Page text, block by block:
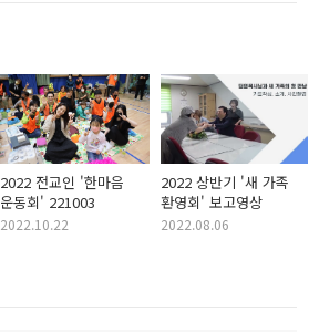
2022 전교인 '한마음
운동회' 221003
2022.10.22
2022 상반기 '새 가족
환영회' 보고영상
2022.08.06